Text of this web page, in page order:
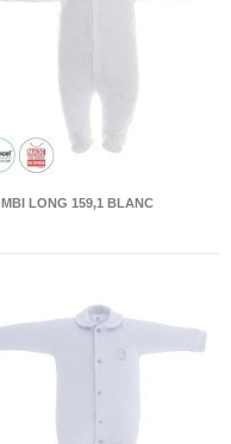
LONG 159,1 BLANC